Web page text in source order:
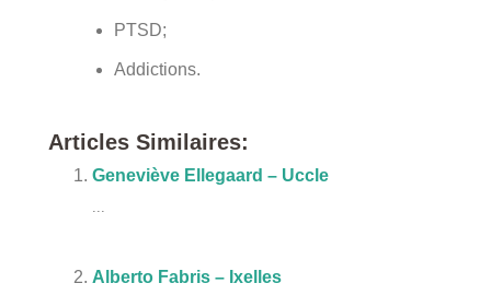
PTSD;
Addictions.
Articles Similaires:
Geneviève Ellegaard – Uccle
...
Alberto Fabris – Ixelles